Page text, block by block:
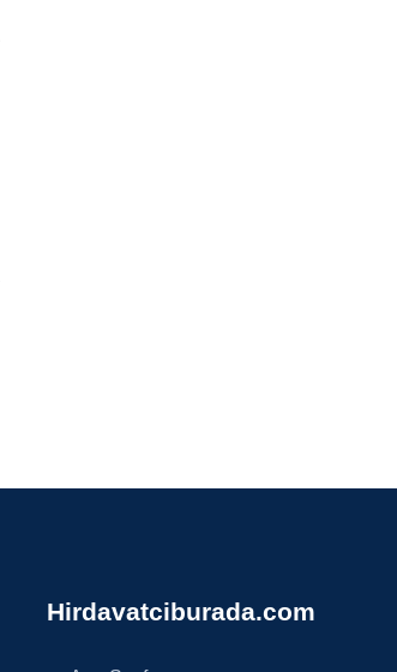
Hirdavatciburada.com